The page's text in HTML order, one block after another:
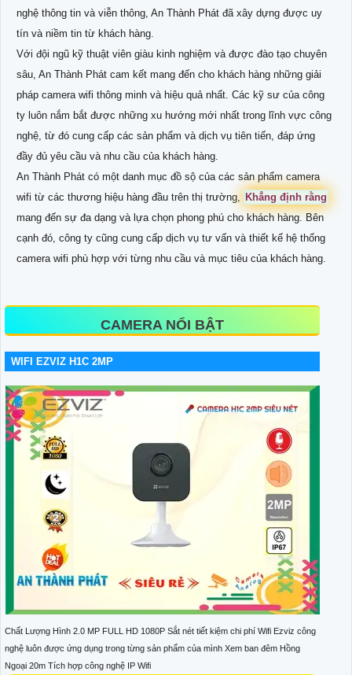
nghệ thông tin và viễn thông, An Thành Phát đã xây dựng được uy
tín và niềm tin từ khách hàng.
Với đội ngũ kỹ thuật viên giàu kinh nghiệm và được đào tạo chuyên
sâu, An Thành Phát cam kết mang đến cho khách hàng những giải
pháp camera wifi thông minh và hiệu quả nhất. Các kỹ sư của công
ty luôn nắm bắt được những xu hướng mới nhất trong lĩnh vực công
nghệ, từ đó cung cấp các sản phẩm và dịch vụ tiên tiến, đáp ứng
đầy đủ yêu cầu và nhu cầu của khách hàng.
An Thành Phát có một danh mục đồ sộ của các sản phẩm camera
wifi từ các thương hiệu hàng đầu trên thị trường, Khẳng định rằng
mang đến sự đa dạng và lựa chọn phong phú cho khách hàng. Bên
cạnh đó, công ty cũng cung cấp dịch vụ tư vấn và thiết kế hệ thống
camera wifi phù hợp với từng nhu cầu và mục tiêu của khách hàng.
CAMERA NỔI BẬT
WIFI EZVIZ H1C 2MP
Chất Lượng Hình 2.0 MP FULL HD 1080P Sắt nét tiết kiệm chi phí Wifi Ezviz công
nghệ luôn được ứng dụng trong từng sản phẩm của mình Xem ban đêm Hồng
Ngoại 20m Tích hợp công nghệ IP Wifi